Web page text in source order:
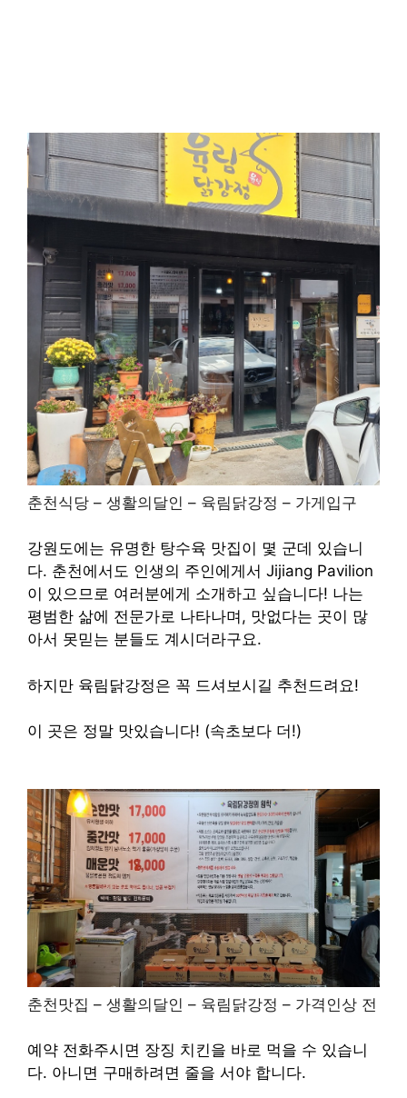
춘천식당 – 생활의달인 – 육림닭강정 – 가게입구
강원도에는 유명한 탕수육 맛집이 몇 군데 있습니
다. 춘천에서도 인생의 주인에게서 Jijiang Pavilion
이 있으므로 여러분에게 소개하고 싶습니다! 나는
평범한 삶에 전문가로 나타나며, 맛없다는 곳이 많
아서 못믿는 분들도 계시더라구요.
하지만 육림닭강정은 꼭 드셔보시길 추천드려요!
이 곳은 정말 맛있습니다! (속초보다 더!)
춘천맛집 – 생활의달인 – 육림닭강정 – 가격인상 전
예약 전화주시면 장징 치킨을 바로 먹을 수 있습니
다. 아니면 구매하려면 줄을 서야 합니다.